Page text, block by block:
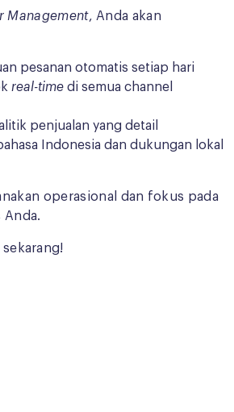
Management, Anda akan
pesanan otomatis setiap hari
real-time di semua channel
penjualan yang detail
Indonesia dan dukungan lokal
operasional dan fokus pada